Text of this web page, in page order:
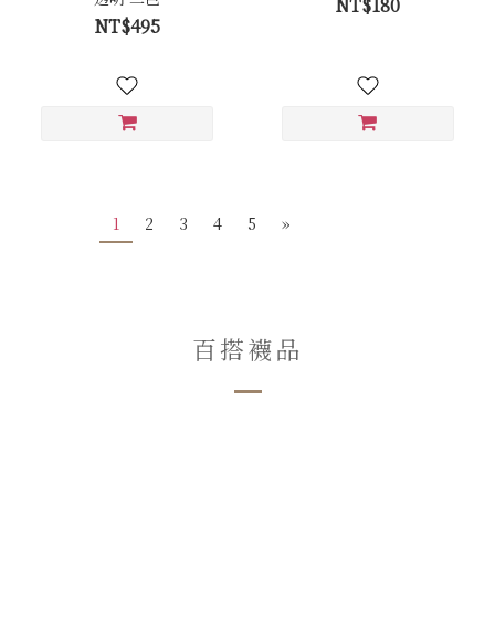
NT$495
1 2 3 4 5 »
百搭襪品